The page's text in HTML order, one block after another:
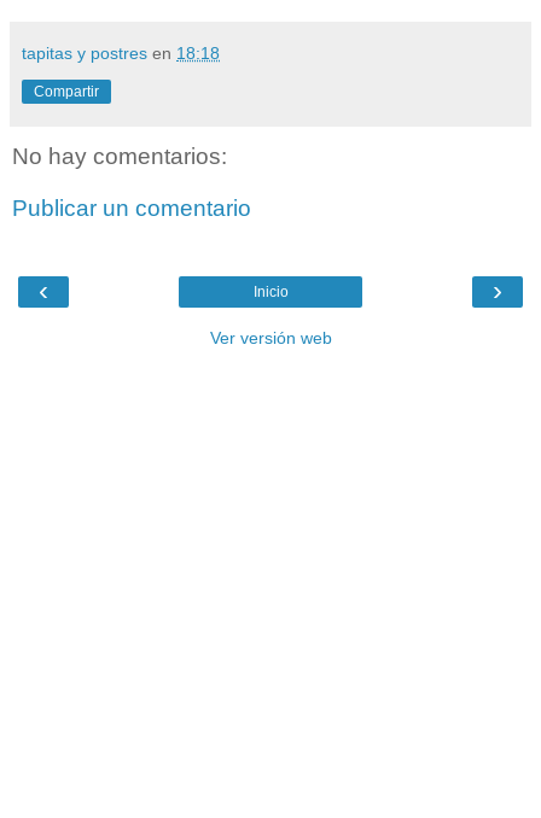
tapitas y postres en 18:18
Compartir
No hay comentarios:
Publicar un comentario
‹ ›
Inicio
Ver versión web